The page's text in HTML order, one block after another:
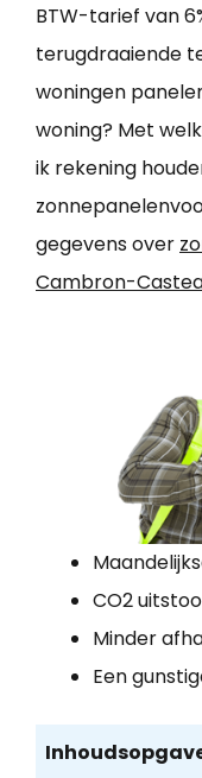
BTW-tarief van
terugdraaiende
woningen
woning? Met
ik rekening
gegevens over
Cambron-
CO2
Minder
Een